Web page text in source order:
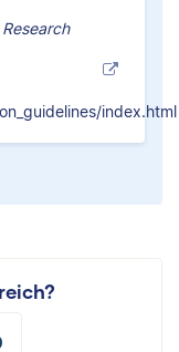
index.html